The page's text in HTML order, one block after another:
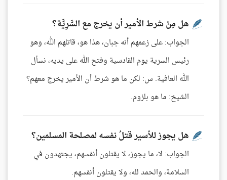
هل مِنْ شرط الأمير أن يخرج مع السَّرِيَّة؟
الجواب: على زعمهم أنه جبان، هذا هو، قاتلهم الله، وهو
رئيس السرية يوم القادسية وفتح الله على يديه، نسأل
الله العافية. س: لكن ما هو شرط أن الأمير يخرج معهم؟
الشيخ: ما هو بلزوم.
هل يجوز للأسير قتلُ نفسه لمصلحة المسلمين؟
الجواب: لا، ما يجوز، لا يقتلون أنفسهم، يجتهدون في
السلامة، والحمد لله، ولا يقتلون أنفسهم.